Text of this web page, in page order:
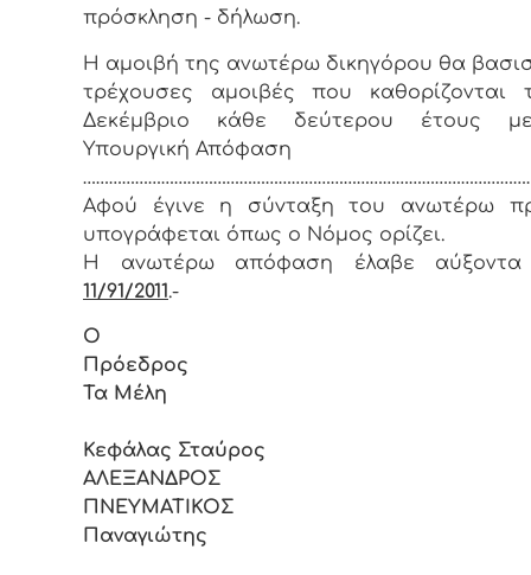
πρόσκληση - δήλωση.
Η αμοιβή της ανωτέρω δικηγόρου θα
τρέχουσες αμοιβές που καθορίζονται
Δεκέμβριο κάθε δεύτερου έτους
Υπουργική Απόφαση
Αφoύ έγιvε η σύvταξη τoυ αvωτέρω
υπoγράφεται όπως o Νόμoς oρίζει.
Η αvωτέρω απόφαση έλαβε αύξοντα
11/91/2011 .-
Ο
Τα Μέλη
Κεφάλας Σταύρος
ΠΝΕΥΜΑΤΙΚΟΣ
Παναγιώτης